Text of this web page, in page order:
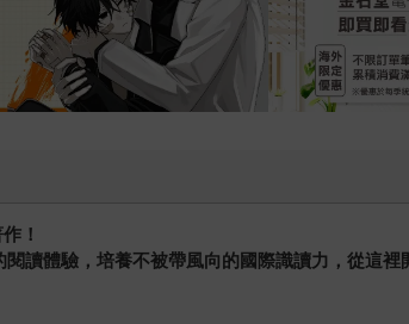
！
讀體驗，培養不被帶風向的國際識讀力，從這裡